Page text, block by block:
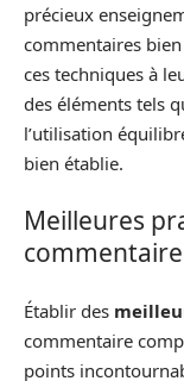
précieux
commentaires
ces techniques à
des éléments tels
l’utilisation
bien établie.
Meilleures
Établir des
commentaire
points